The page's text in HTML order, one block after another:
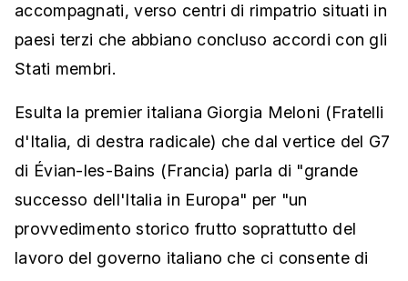
accompagnati, verso centri di rimpatrio situati in
paesi terzi che abbiano concluso accordi con gli
Stati membri.
Esulta la premier italiana Giorgia Meloni (Fratelli
d'Italia, di destra radicale) che dal vertice del G7
di Évian-les-Bains (Francia) parla di "grande
successo dell'Italia in Europa" per "un
provvedimento storico frutto soprattutto del
lavoro del governo italiano che ci consente di